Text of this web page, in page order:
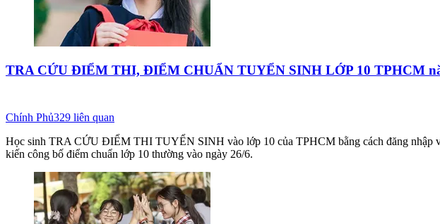
TRA CỨU ĐIỂM THI, ĐIỂM CHUẨN TUYỂN SINH LỚP 10 TPHCM
Chính Phủ329 liên quan
Học sinh TRA CỨU ĐIỂM THI TUYỂN SINH vào lớp 10 của TPHCM bằng cách đăng nhập
kiến công bố điểm chuẩn lớp 10 thường vào ngày 26/6.